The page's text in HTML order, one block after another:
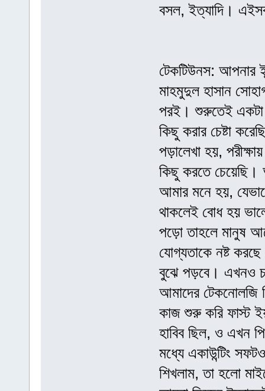
বসল, ইত্যাদি।
টেকটিউনস: আপনার
মাহমুদুল হাসান
পরই। শুরুতেই একটা
কিছু করার চেষ্টা
পড়ালেখা হয়,
কিছু করতে চেয়েছি।
আমার মনে হয়,
থাকলেই বোধ হয়
পড়ো তাহলে মানুষ
যোগ্যতাকে নষ্ট
বুঝে পড়বে। এখনও
আমাদের টেকনোলজি
কাজ শুরু করি ফাস্ট
হাবিব ছিল, ও এখন
মধ্যে একাউন্টিং
শিখলাম, তা হলো